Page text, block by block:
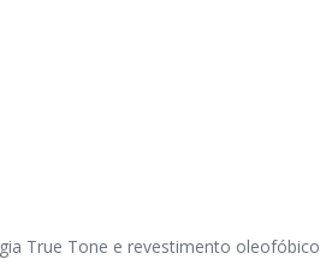
True Tone e revestimento oleofóbico